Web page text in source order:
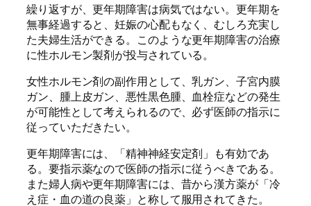
繰り返すが、更年期障害は病気ではない。更年期を
無事経過すると、妊娠の心配もなく、むしろ充実し
た夫婦生活ができる。このような更年期障害の治療
に性ホルモン製剤が投与されている。
女性ホルモン剤の副作用として、乳ガン、子宮内膜
ガン、腫上皮ガン、悪性黒色腫、血栓症などの発生
が可能性として考えられるので、必ず医師の指示に
従っていただきたい。
更年期障害には、「精神神経安定剤」も有効であ
る。要指示薬なので医師の指示に従うべきである。
また婦人病や更年期障害には、昔から漢方薬が「冷
え症・血の道の良薬」と称して服用されてきた。